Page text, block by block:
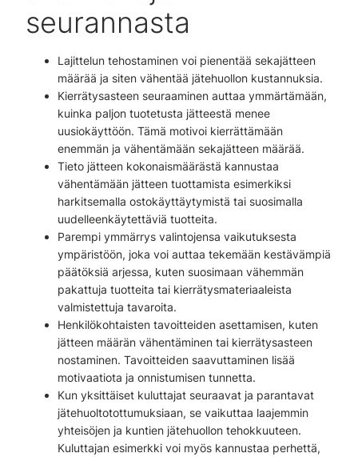
seurannasta
Lajittelun tehostaminen voi pienentää sekajätteen
määrää ja siten vähentää jätehuollon kustannuksia.
Kierrätysasteen seuraaminen auttaa ymmärtämään,
kuinka paljon tuotetusta jätteestä menee
uusiokäyttöön. Tämä motivoi kierrättämään
enemmän ja vähentämään sekajätteen määrää.
Tieto jätteen kokonaismäärästä kannustaa
vähentämään jätteen tuottamista esimerkiksi
harkitsemalla ostokäyttäytymistä tai suosimalla
uudelleenkäytettäviä tuotteita.
Parempi ymmärrys valintojensa vaikutuksesta
ympäristöön, joka voi auttaa tekemään kestävämpiä
päätöksiä arjessa, kuten suosimaan vähemmän
pakattuja tuotteita tai kierrätysmateriaaleista
valmistettuja tavaroita.
Henkilökohtaisten tavoitteiden asettamisen, kuten
jätteen määrän vähentäminen tai kierrätysasteen
nostaminen. Tavoitteiden saavuttaminen lisää
motivaatiota ja onnistumisen tunnetta.
Kun yksittäiset kuluttajat seuraavat ja parantavat
jätehuoltotottumuksiaan, se vaikuttaa laajemmin
yhteisöjen ja kuntien jätehuollon tehokkuuteen.
Kuluttajan esimerkki voi myös kannustaa perhettä,